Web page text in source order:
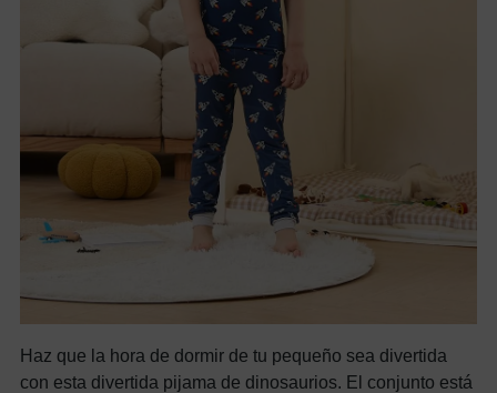
Haz que la hora de dormir de tu pequeño sea divertida
con esta divertida pijama de dinosaurios. El conjunto está